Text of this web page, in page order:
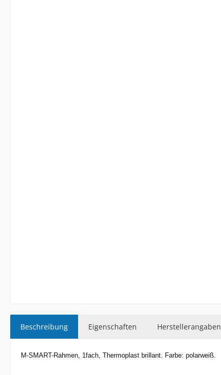
Beschreibung Eigenschaften Herstellerangaben
M-SMART-Rahmen, 1fach, Thermoplast brillant. Farbe: polarweiß.